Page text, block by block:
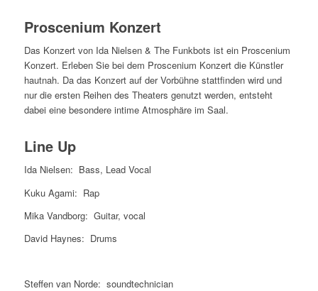
Proscenium Konzert
Das Konzert von Ida Nielsen & The Funkbots ist ein Proscenium
Konzert. Erleben Sie bei dem Proscenium Konzert die Künstler
hautnah. Da das Konzert auf der Vorbühne stattfinden wird und
nur die ersten Reihen des Theaters genutzt werden, entsteht
dabei eine besondere intime Atmosphäre im Saal.
Line Up
Ida Nielsen: Bass, Lead Vocal
Kuku Agami: Rap
Mika Vandborg: Guitar, vocal
David Haynes: Drums
Steffen van Norde: soundtechnician